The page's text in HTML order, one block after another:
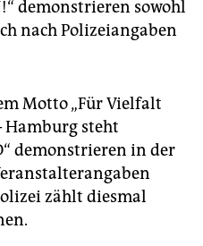
demonstrieren sowohl
nach Polizeiangaben
Motto „Für Vielfalt
Hamburg steht
demonstrieren in der
zählt diesmal